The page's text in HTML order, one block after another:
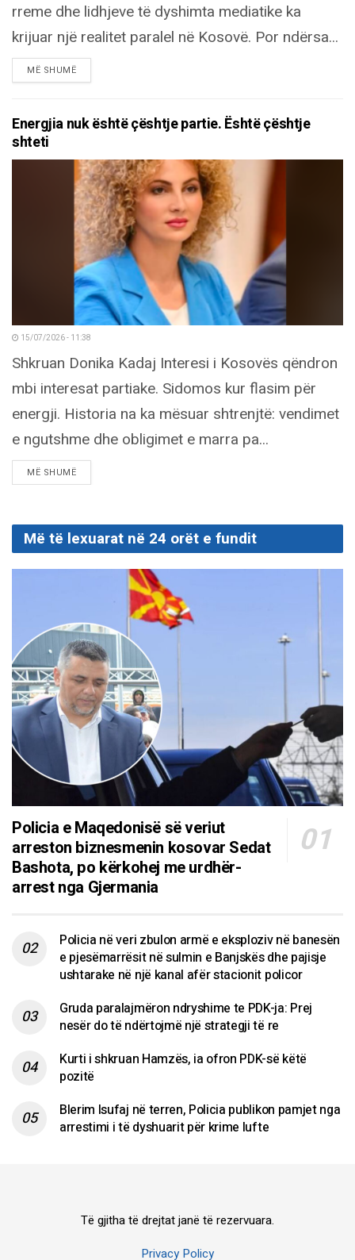
rreme dhe lidhjeve të dyshimta mediatike ka
krijuar një realitet paralel në Kosovë. Por ndërsa...
MË SHUMËDETAILS
Energjia nuk është çështje partie. Është çështje
shteti
15/07/2026 - 11:38
Shkruan Donika Kadaj Interesi i Kosovës qëndron
mbi interesat partiake. Sidomos kur flasim për
energji. Historia na ka mësuar shtrenjtë: vendimet
e ngutshme dhe obligimet e marra pa...
MË SHUMËDETAILS
Më të lexuarat në 24 orët e fundit
Policia e Maqedonisë së veriut
arreston biznesmenin kosovar Sedat
Bashota, po kërkohej me urdhër-
arrest nga Gjermania
Policia në veri zbulon armë e eksploziv në banesën
e pjesëmarrësit në sulmin e Banjskës dhe pajisje
ushtarake në një kanal afër stacionit policor
Gruda paralajmëron ndryshime te PDK-ja: Prej
nesër do të ndërtojmë një strategji të re
Kurti i shkruan Hamzës, ia ofron PDK-së këtë
pozitë
Blerim Isufaj në terren, Policia publikon pamjet nga
arrestimi i të dyshuarit për krime lufte
Të gjitha të drejtat janë të rezervuara.
Privacy Policy